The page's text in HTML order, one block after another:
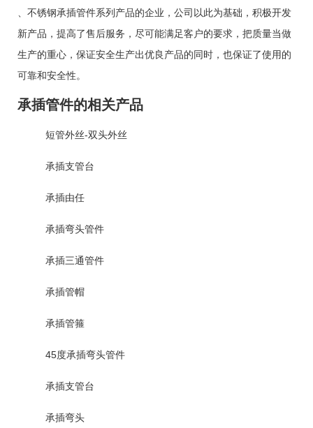
不锈钢承插管件系列产品的企业，公司以此为基础，积极开发
新产品，提高了售后服务，尽可能满足客户的要求，把质量当做
生产的重心，保证安全生产出优良产品的同时，也保证了使用的
可靠和安全性。
承插管件的相关产品
短管外丝-双头外丝
承插支管台
承插由任
承插弯头管件
承插三通管件
承插管帽
承插管箍
45度承插弯头管件
承插支管台
承插弯头